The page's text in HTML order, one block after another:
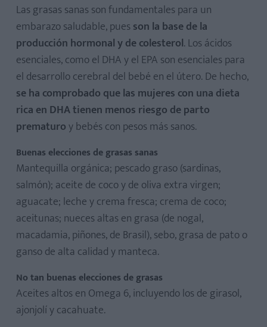
Las grasas sanas son fundamentales para un
embarazo saludable, pues son la base de la
producción hormonal y de colesterol. Los ácidos
esenciales, como el DHA y el EPA son esenciales para
el desarrollo cerebral del bebé en el útero. De hecho,
se ha comprobado que las mujeres con una dieta
rica en DHA tienen menos riesgo de parto
prematuroy bebés con pesos más sanos.
Buenas elecciones de grasas sanas
Mantequilla orgánica; pescado graso (sardinas,
salmón); aceite de coco y de oliva extra virgen;
aguacate; leche y crema fresca; crema de coco;
aceitunas; nueces altas en grasa (de nogal,
macadamia, piñones, de Brasil), sebo, grasa de pato o
ganso de alta calidad y manteca.
No tan buenas elecciones de grasas
Aceites altos en Omega 6, incluyendo los de girasol,
ajonjolí y cacahuate.